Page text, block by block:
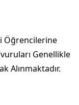
Öğrencilerine
Genellikle
Alınmaktadır.